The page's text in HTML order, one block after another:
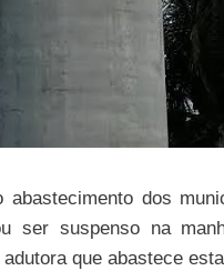
dos
ser suspenso na
que abastece